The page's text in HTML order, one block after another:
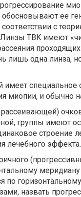
обосновывают
с
ТВК имеют
лишь одна
имеет
миопии, и обычно
группы имеют
лечебного
по
назвать